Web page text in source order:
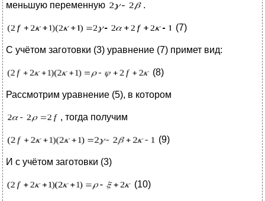
меньшую переменную .
(7)
С учётом заготовки (3) уравнение (7) примет вид:
(8)
Рассмотрим уравнение (5), в котором
, тогда получим
(9)
И с учётом заготовки (3)
(10)